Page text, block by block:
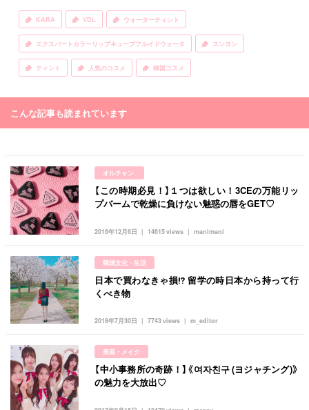
KARA VDL ウォーターティント
エクスパートカラーリップキューブフルイドウォータ スンヨン
ティント 人気のコスメ 韓国コスメ
こんな記事も読まれています
オルチャン.
2016年12月6日 manimani
14615 views
【この時期必見！】１つは欲しい！3CEの万能リッ
プバームで乾燥に負けない魅惑の唇をGET♡
韓国文化・生活
2018年7月30日 m_editor
7743 views
日本で買わなきゃ損⁉︎ 留学の時日本から持って行
くべき物
美容・メイク
【中小事務所の奇跡！】《여자친구 (ヨジャチング)》
の魅力を大放出♡